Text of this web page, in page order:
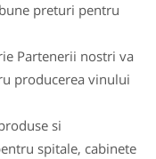
preturi pentru
Partenerii nostri va
producerea vinului
si
spitale, cabinete